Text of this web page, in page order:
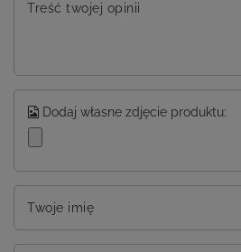
Treść twojej opinii
Dodaj własne zdjęcie produktu:
Twoje imię